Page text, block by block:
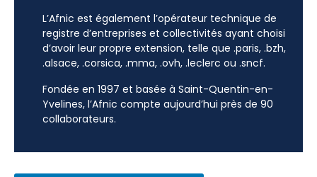
L’Afnic est également l’opérateur technique de
registre d’entreprises et collectivités ayant choisi
d’avoir leur propre extension, telle que .paris, .bzh,
.alsace, .corsica, .mma, .ovh, .leclerc ou .sncf.
Fondée en 1997 et basée à Saint-Quentin-en-
Yvelines, l’Afnic compte aujourd’hui près de 90
collaborateurs.